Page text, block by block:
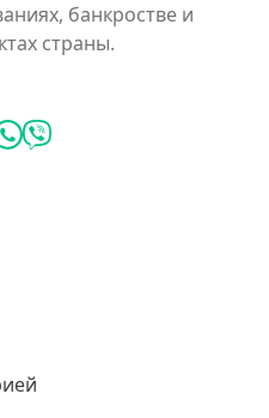
банкростве и
страны.